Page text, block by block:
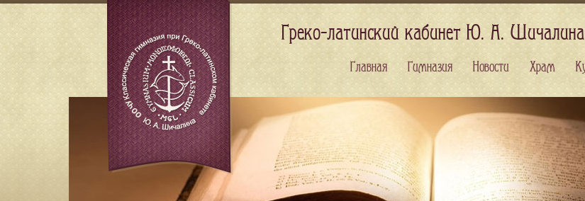
Греко-латинский кабинет Ю. А. Шичалина
Главная Гимназия Новости Храм